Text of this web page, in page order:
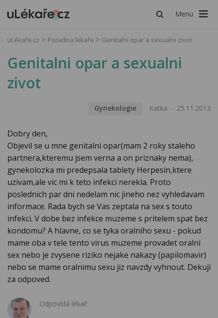
Menu
uLékaře.cz Poradna lékaře Genitalni opar a sexualni zivot
Genitalni opar a sexualni
zivot
Gynekologie Katka 25.11.2013
Dobry den,
Objevil se u mne genitalni opar(mam 2 roky staleho
partnera,kteremu jsem verna a on priznaky nema),
gynekolozka mi predepsala tablety Herpesin,ktere
uzivam,ale vic mi k teto infekci nerekla. Proto
poslednich par dni nedelam nic jineho nez vyhledavam
informace. Rada bych se Vas zeptala na sex s touto
infekci. V dobe bez infekce muzeme s pritelem spat bez
kondomu? A hlavne, co se tyka oralniho sexu - pokud
mame oba v tele tento virus muzeme provadet oralni
sex nebo je zvysene riziko nejake nakazy (papilomavir)
nebo se mame oralnimu sexu jiz navzdy vyhnout. Dekuji
za odpoved.
Odpovídá lékař: